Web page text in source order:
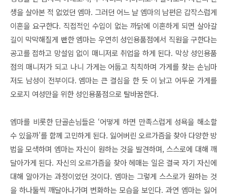
생을 살아본 적 없었던 엠마. 그러던 어느 날 엠마의 남편은 갑작스럽게
이혼을 요구한다. 직접적인 수입이 없는 까닭에 이혼하게 되면 살아갈
길이 막막해질게 빤한 엠마는 우연히 성인용품점에서 직원을 구한다는
공고를 접하고 망설임 없이 매니저로 취업을 하게 된다. 막상 성인용품
점의 매니저가 되고 나니 가게는 어둡고 칙칙하며 가게를 찾는 손님마
저도 남성이 전부이다. 엠마는 큰 결심을 한 듯 이 낡고 어두운 가게를
오로지 여성만을 위한 성인용품점으로 탈바꿈한다.
엠마를 비롯한 단골손님들은 ‘어떻게 하면 만족스럽게 성욕을 해소할
수 있을까’를 함께 고민하게 된다. 잃어버린 오르가즘을 찾아 다양한 방
법을 모색하며 엠마는 자신이 원하는 것을 발견하며, 스스로에 대해 깨
달아가게 된다. 자신의 오르가즘을 찾아 헤매는 일은 결국 자기 자신에
대해 알아가는 과정이었던 것이다. 엠마는 그렇게 스스로가 원하는 것
을 하나둘씩 깨달아나가며 변화하는 모습을 보인다. 과연 엠마는 잃어